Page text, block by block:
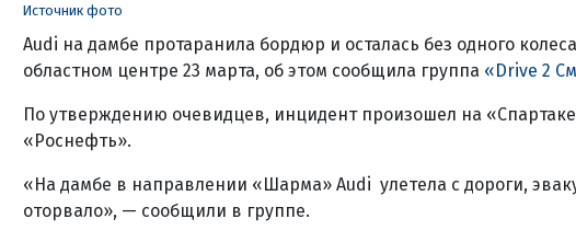
Источник фото
Audi на дамбе протаранила бордюр и осталась без одного
областном центре 23 марта, об этом сообщила группа «Drive 2
По утверждению очевидцев, инцидент произошел на
«Роснефть».
«На дамбе в направлении «Шарма» Audi улетела с дороги,
оторвало», — сообщили в группе.